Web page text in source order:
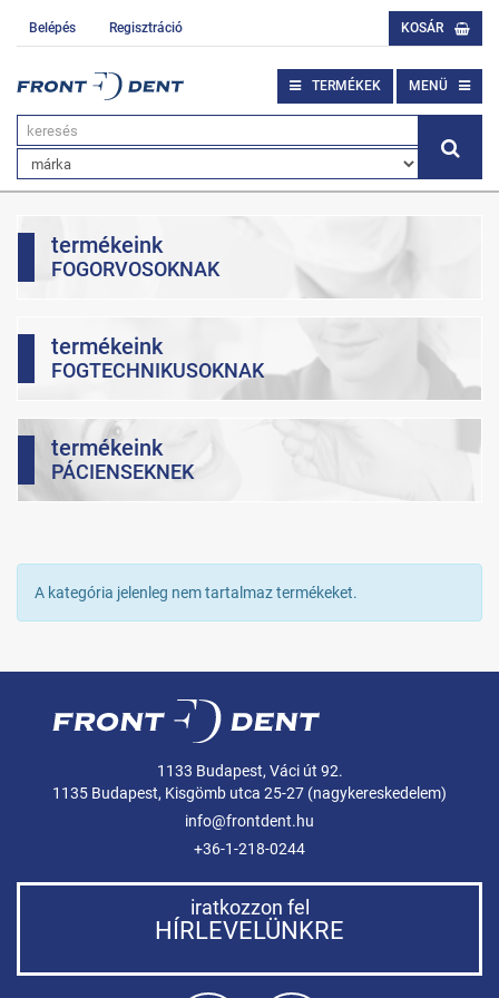
Belépés Regisztráció KOSÁR
TERMÉKEK MENÜ
termékeink
FOGORVOSOKNAK
termékeink
FOGTECHNIKUSOKNAK
termékeink
PÁCIENSEKNEK
A kategória jelenleg nem tartalmaz termékeket.
1133 Budapest, Váci út 92.
1135 Budapest, Kisgömb utca 25-27 (nagykereskedelem)
info@frontdent.hu
+36-1-218-0244
iratkozzon fel
HÍRLEVELÜNKRE